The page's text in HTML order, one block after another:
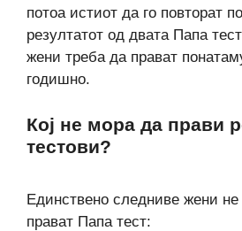
потоа истиот да го повторат
резултатот од двата Папа
жени треба да прават
годишно.
Кој не мора да прави
тестови?
Единствено следниве жени
прават Папа тест: